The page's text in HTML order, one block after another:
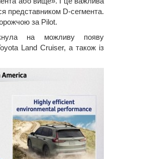
представником D-сегмента.
за Pilot.
на можливу появу
Land Cruiser, а також із